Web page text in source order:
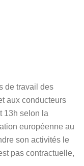
de travail des
aux conducteurs
13h selon la
européenne au
son activités le
pas contractuelle,